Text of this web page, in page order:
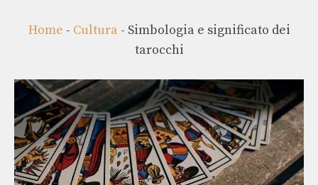
Home - Cultura - Simbologia e significato dei
tarocchi